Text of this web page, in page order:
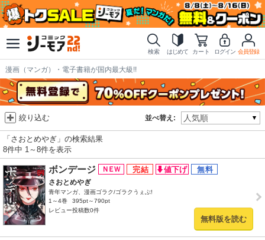
検索 はじめて カート ログイン 会員登録
漫画（マンガ）・電子書籍が国内最大級!!
並べ替え:
絞り込む
「さおとめやぎ」の検索結果
8件中 1～8件を表示
ボンデージ
さおとめやぎ
青年マンガ、漫画ゴラク/ゴラクうぇぶ!
1～4巻
395pt～790pt
レビュー投稿数0件
無料版を読む